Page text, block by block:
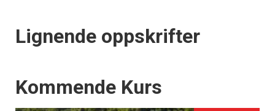
Lignende oppskrifter
Events
Kommende Kurs